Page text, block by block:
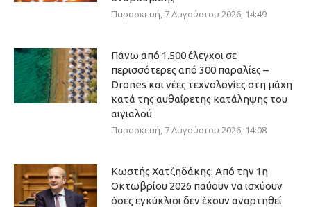
Παρασκευή, 7 Αυγούστου 2026, 14:49
Πάνω από 1.500 έλεγχοι σε
περισσότερες από 300 παραλίες –
Drones και νέες τεχνολογίες στη μάχη
κατά της αυθαίρετης κατάληψης του
αιγιαλού
Παρασκευή, 7 Αυγούστου 2026, 14:08
Κωστής Χατζηδάκης: Από την 1η
Οκτωβρίου 2026 παύουν να ισχύουν
όσες εγκύκλιοι δεν έχουν αναρτηθεί